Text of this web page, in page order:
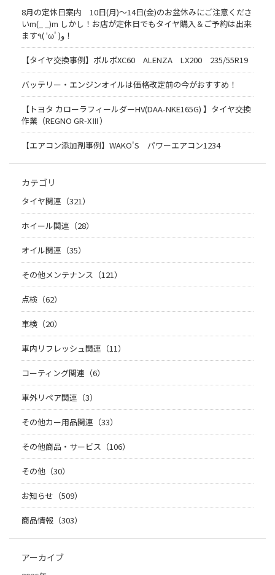
8月の定休日案内 10日(月)〜14日(金)のお盆休みにご注意くださ
いm(_ _)m しかし！お店が定休日でもタイヤ購入＆ご予約は出来
ます٩( 'ω' )و！
【タイヤ交換事例】ボルボXC60 ALENZA LX200 235/55R19
バッテリー・エンジンオイルは価格改定前の今がおすすめ！
【トヨタ カローラフィールダーHV(DAA-NKE165G) 】タイヤ交換
作業（REGNO GR-XⅢ）
【エアコン添加剤事例】WAKO'S パワーエアコン1234
カテゴリ
タイヤ関連（321）
ホイール関連（28）
オイル関連（35）
その他メンテナンス（121）
点検（62）
車検（20）
車内リフレッシュ関連（11）
コーティング関連（6）
車外リペア関連（3）
その他カー用品関連（33）
その他商品・サービス（106）
その他（30）
お知らせ（509）
商品情報（303）
アーカイブ